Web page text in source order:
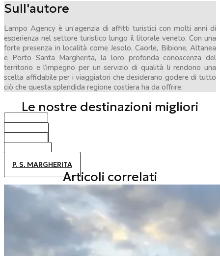
Sull'autore
Lampo Agency è un’agenzia di affitti turistici con molti anni di
esperienza nel settore turistico lungo il litorale veneto. Con una
forte presenza in località come Jesolo, Caorle, Bibione, Altanea
e Porto Santa Margherita, la loro profonda conoscenza del
territorio e l’impegno per un servizio di qualità li rendono una
scelta affidabile per i viaggiatori che desiderano godere di tutto
ciò che questa splendida regione costiera ha da offrire.
Le nostre destinazioni migliori
BIBIONE
CAORLE
JESOLO
ALTANEA
P. S. MARGHERITA
Articoli correlati